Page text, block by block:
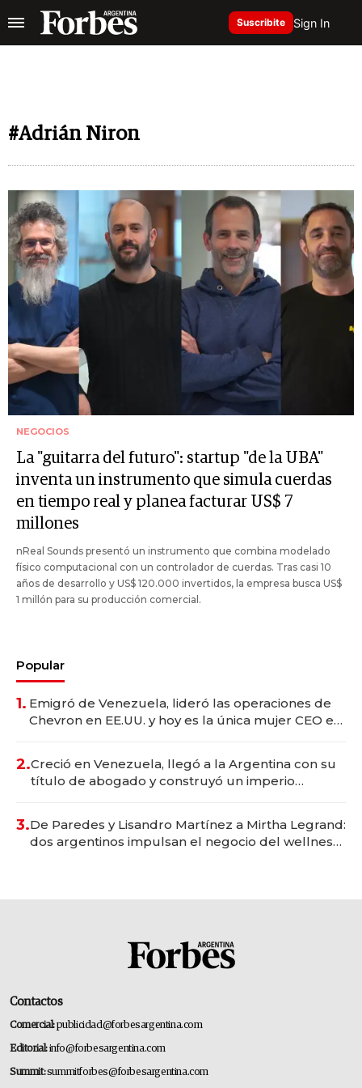
Suscribite Sign In
#Adrián Niron
NEGOCIOS
La "guitarra del futuro": startup "de la UBA"
inventa un instrumento que simula cuerdas
en tiempo real y planea facturar US$ 7
millones
nReal Sounds presentó un instrumento que combina modelado
físico computacional con un controlador de cuerdas. Tras casi 10
años de desarrollo y US$ 120.000 invertidos, la empresa busca US$
1 millón para su producción comercial.
Popular
1. Emigró de Venezuela, lideró las operaciones de
Chevron en EE.UU. y hoy es la única mujer CEO en
2.Creció en Venezuela, llegó a la Argentina con su
título de abogado y construyó un imperio
3.De Paredes y Lisandro Martínez a Mirtha Legrand:
dos argentinos impulsan el negocio del wellness
Contactos
Comercial:publicidad@forbesargentina.com
Editorial:info@forbesargentina.com
Summit:summitforbes@forbesargentina.com